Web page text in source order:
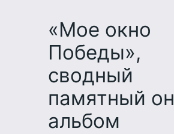
«Мое окно
Победы»,
сводный
памятный
альбом